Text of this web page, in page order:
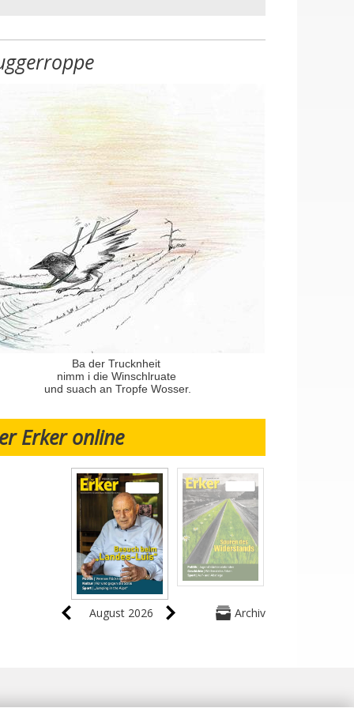
Ba der Trucknheit
nimm i die Winschlruate
und suach an Tropfe Wosser.
Erker online
August 2026 Archiv